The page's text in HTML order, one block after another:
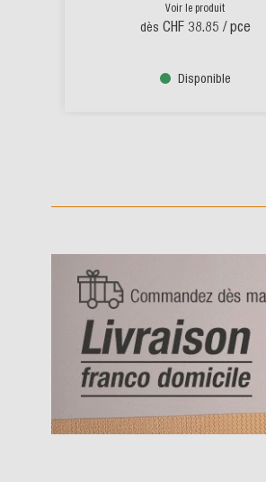
Voir le produit
dès CHF 38.85 / pce
Disponible